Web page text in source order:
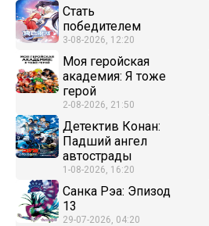
Стать
победителем
3-08-2026, 12:20
Моя геройская
академия: Я тоже
герой
2-08-2026, 21:50
Детектив Конан:
Падший ангел
автострады
1-08-2026, 16:20
Санка Рэа: Эпизод
13
29-07-2026, 04:20